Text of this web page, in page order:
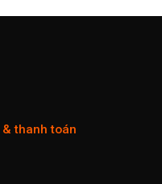
đến
thanh toán